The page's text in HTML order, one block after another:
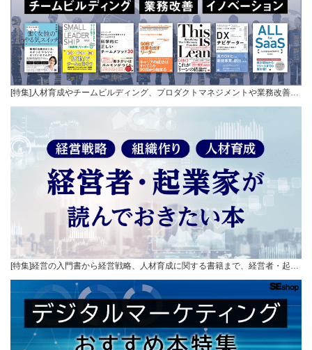
[特集]人材育成やチームビルディング、プロダクトマネジメントや業務改善…
[特集]経営の入門書から経営戦略、人材育成に関する書籍まで、経営者・起…